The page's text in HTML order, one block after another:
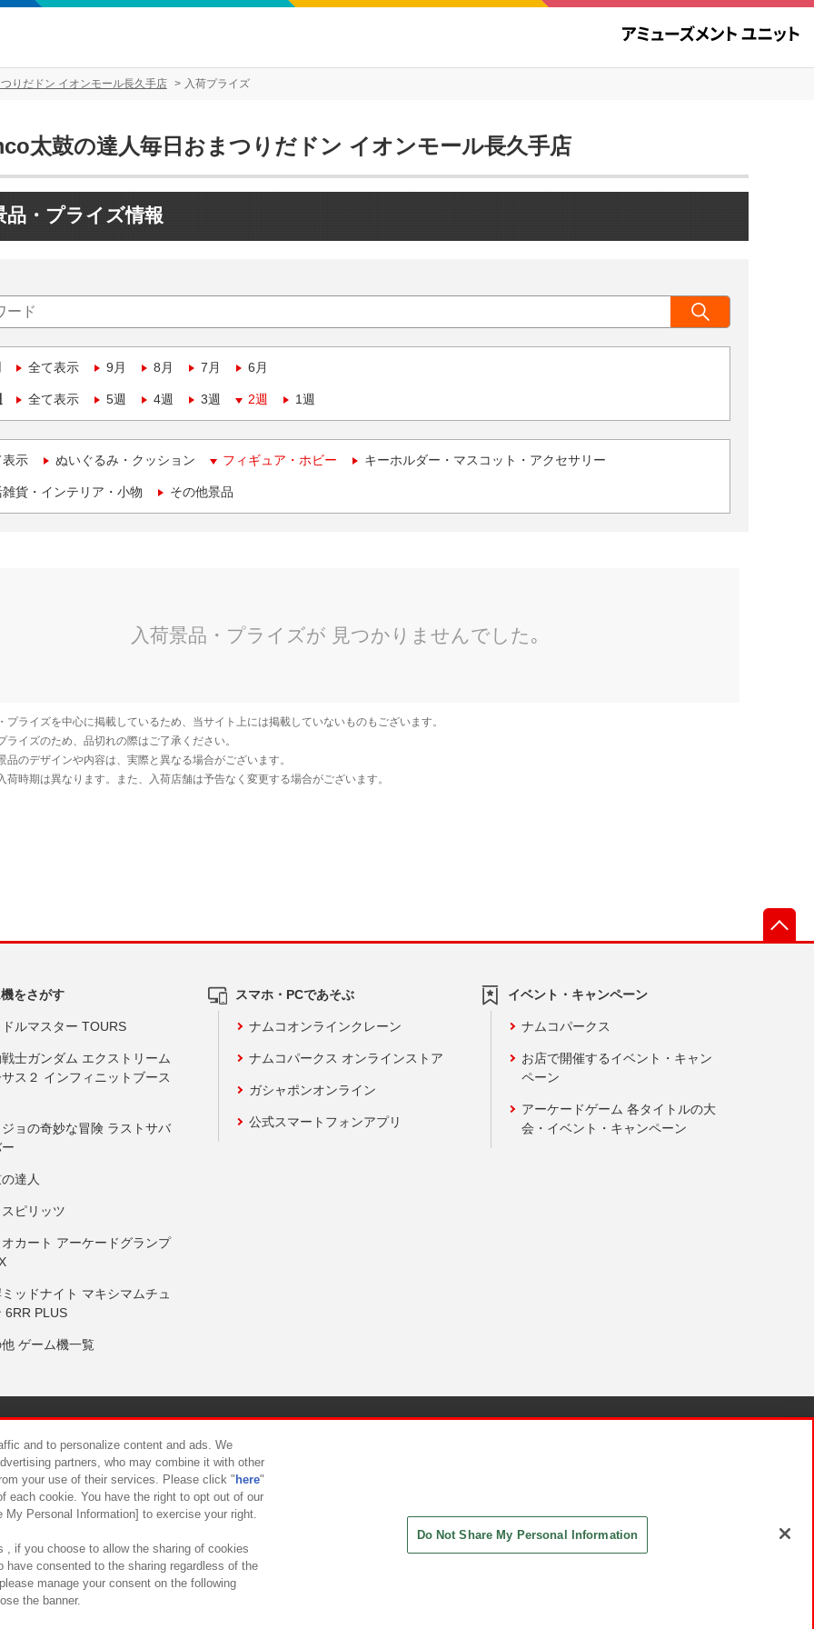
りだドン イオンモール長久手店 入荷プライズ
太鼓の達人毎日おまつりだドン イオンモール長久手店
品・プライズ情報
全て表示 9月 8月 7月 6月
全て表示 5週 4週 3週 2週 1週
表示 ぬいぐるみ・クッション フィギュア・ホビー キーホルダー・マスコット・アクセサリー
貨・インテリア・小物 その他景品
をさがす
ルマスター TOURS
士ガンダム エクストリーム
ス２ インフィニットブース
ョの奇妙な冒険 ラストサバ
達人
ピリッツ
カート アーケードグランプ
ッドナイト マキシマムチュ
6RR PLUS
ゲーム機一覧
スマホ・PCであそぶ
ナムコオンラインクレーン
ナムコパークス オンラインストア
ガシャポンオンライン
公式スマートフォンアプリ
イベント・キャンペーン
ナムコパークス
お店で開催するイベント・キャン
ペーン
アーケードゲーム 各タイトルの大
会・イベント・キャンペーン
について カスタマーハラスメント対応方針
and to personalize content and ads. We
partners, who may combine it with other
your use of their services. Please click " here"
each cookie. You have the right to opt out of our
Personal Information] to exercise your right.
, if you choose to allow the sharing of cookies
have consented to the sharing regardless of the
manage your consent on the following
the banner.
Do Not Share My Personal Information